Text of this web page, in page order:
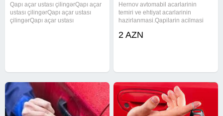
Qapı açar ustası çilingərQapı açar
ustası çilingərQapı açar ustası
çilingərQapı açar ustası
Hernov avtomabil acarlarinin
temiri ve ehtiyat acarlarinin
hazirlanmasi.Qapilarin acilmasi
#cilingerusta
2 AZN